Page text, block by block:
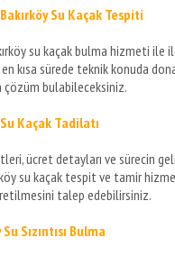
Su Kaçak Tespiti
su kaçak bulma hizmeti
kısa sürede teknik konuda
bulabileceksiniz.
KaçakTadilatı
ücret detayları ve sürecin
su kaçak tespit ve tamir
talep edebilirsiniz.
Sızıntısı Bulma